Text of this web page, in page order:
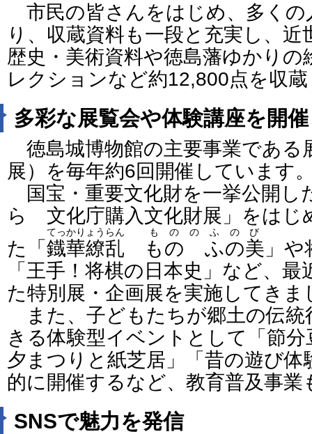
市民の皆さんをはじめ、多くの
り、収蔵資料も一段と充実し、
歴史・美術資料や徳島藩ゆかりの
レクションなど約12,800点を収
多彩な展覧会や体験講座を開催
徳島城博物館の主要事業である
展）を毎年約6回開催しています
国宝・重要文化財を一挙公開し
ら 文化庁購入文化財展」をはじ
た「 鐡華繚乱
てっかりょうらん
ものゝふの美
もののふのび
」
「王手！将棋の日本史」など、
た特別展・企画展を実施してきま
また、子どもたちが郷土の伝統
きる体験型イベントとして「節
夕まつりと紙芝居」「昔の遊び
的に開催するなど、教育普及事
SNSで魅力を発信